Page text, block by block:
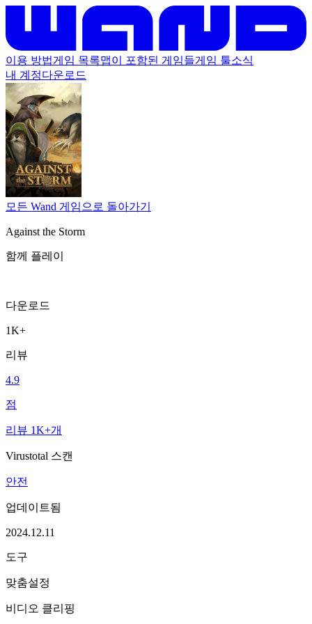
이용 방법게임 목록맵이 포함된 게임들게임 툴소식
내 계정다운로드
모든 Wand 게임으로 돌아가기
Against the Storm
함께 플레이
다운로드
1K+
리뷰
4.9
점
리뷰 1K+개
Virustotal 스캔
안전
업데이트됨
2024.12.11
도구
맞춤설정
비디오 클리핑